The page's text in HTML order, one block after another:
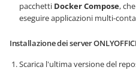
pacchetti Docker Compose,
eseguire applicazioni multi-
Installazione dei server
Scarica l'ultima versione del